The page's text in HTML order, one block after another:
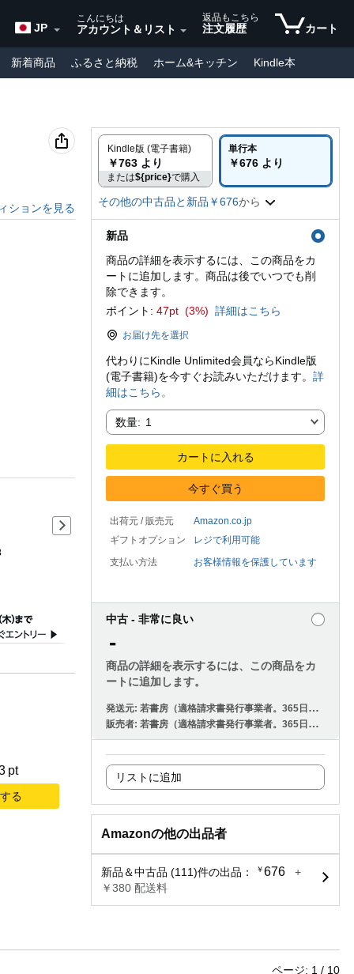
JP
こんにちは
アカウント＆リスト
返品もこちら
注文履歴 カート
新着商品 ふるさと納税 ホーム&キッチン Kindle本
Kindle版 (電子書籍)
￥763 より
または${price}で購入
単行本
￥676 より
その他の中古品と新品￥676から
新品
商品の詳細を表示するには、この商品をカ
ートに追加します。商品は後でいつでも削
除できます。
ポイント: 47pt (3%) 詳細はこちら
お届け先を選択
代わりにKindle Unlimited会員ならKindle版
(電子書籍)を今すぐお読みいただけます。 詳
細はこちら。
数量:
数量: 1
カートに入れる
今すぐ買う
出荷元 / 販売元
Amazon.co.jp
ギフトオプション
レジで利用可能
支払い方法
お客様情報を保護しています
中古 - 非常に良い
-
商品の詳細を表示するには、この商品をカ
ートに追加します。
発送元: 若書房（適格請求書発行事業者。365日発送可能。土日祝も届く配送方法で対応）
販売者: 若書房（適格請求書発行事業者。365日発送可能。土日祝も届く配送方法で対応）
リストに追加
Amazonの他の出品者
新品＆中古品 (111)件の出品： ￥676
+
￥380 配送料
ションを見る
商品の詳細の次のスライド
pt
る
ページ: 1 / 10